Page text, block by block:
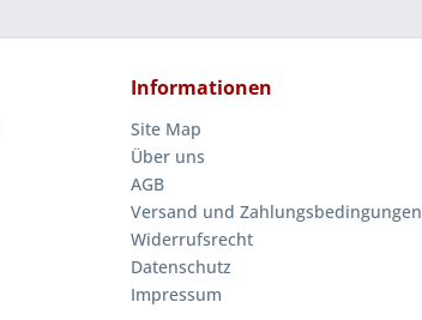
Informationen
Site Map
Über uns
AGB
Versand und Zahlungsbedingungen
Widerrufsrecht
Datenschutz
Impressum